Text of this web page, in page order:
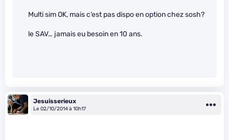
Multi sim OK, mais c’est pas dispo en option chez sosh?
le SAV… jamais eu besoin en 10 ans.
Jesuisserieux
Le 02/10/2014 à 10h17